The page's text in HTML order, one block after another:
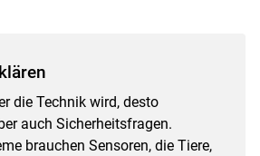
die Technik wird, desto
auch Sicherheitsfragen.
brauchen Sensoren, die Tiere,